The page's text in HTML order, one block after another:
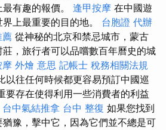
有趣的報價。 逢甲按摩 在中國遊
上最重要的目的地。 台胞證 代辦
薦 從神秘的北京和禁忌城市，蒙古
，旅行者可以品嚐數百年曆史的城
摩 外燴 意思 記帳士 稅務相關法規
以往任何時候都更容易預訂中國巡
要存在使得利用一些消費者的利益
台中氣結推拿 台中 整復 如果您找到
豫，擊中它，因為它們並不總是可